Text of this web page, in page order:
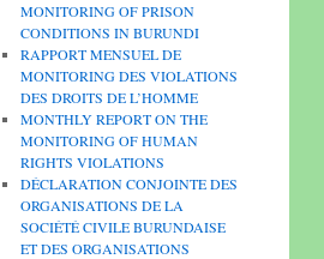
MONITORING OF PRISON
CONDITIONS IN BURUNDI
RAPPORT MENSUEL DE
MONITORING DES VIOLATIONS
DES DROITS DE L’HOMME
MONTHLY REPORT ON THE
MONITORING OF HUMAN
RIGHTS VIOLATIONS
DÉCLARATION CONJOINTE DES
ORGANISATIONS DE LA
SOCIÉTÉ CIVILE BURUNDAISE
ET DES ORGANISATIONS